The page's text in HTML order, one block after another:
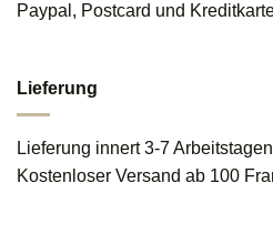
Paypal, Postcard und
Lieferung
Lieferung innert 3-7
Kostenloser Versand ab 100